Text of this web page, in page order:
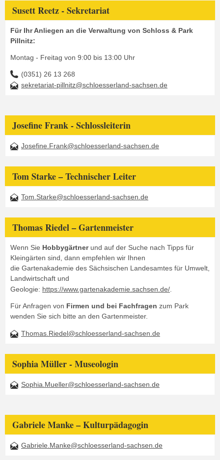
Susett Reetz - Sekretariat
Für Ihr Anliegen an die Verwaltung von Schloss & Park
Pillnitz:
Montag - Freitag von 9:00 bis 13:00 Uhr
(0351) 26 13 268
sekretariat-pillnitz@schloesserland-sachsen.de
Josefine Frank - Schlossleiterin
Josefine.Frank@schloesserland-sachsen.de
Tom Starke – Technischer Leiter
Tom.Starke@schloesserland-sachsen.de
Thomas Riedel – Gartenmeister
Wenn Sie Hobbygärtner und auf der Suche nach Tipps für
Kleingärten sind, dann empfehlen wir Ihnen
die Gartenakademie des Sächsischen Landesamtes für Umwelt,
Landwirtschaft und
Geologie: https://www.gartenakademie.sachsen.de/.
Für Anfragen von Firmen und bei Fachfragen zum Park
wenden Sie sich bitte an den Gartenmeister.
Thomas.Riedel@schloesserland-sachsen.de
Sophia Müller - Museologin
Sophia.Mueller@schloesserland-sachsen.de
Gabriele Manke – Kulturpädagogin
Gabriele.Manke@schloesserland-sachsen.de